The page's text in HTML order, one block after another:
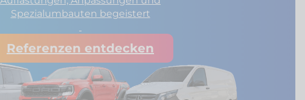
Spezialumbauten begeistert
Referenzen entdecken